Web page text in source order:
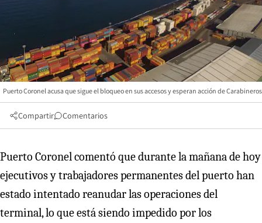
Puerto Coronel acusa que sigue el bloqueo en sus accesos y esperan acción de Carabineros
Compartir Comentarios
Puerto Coronel comentó que durante la mañana de hoy
ejecutivos y trabajadores permanentes del puerto han
estado intentado reanudar las operaciones del
terminal, lo que está siendo impedido por los